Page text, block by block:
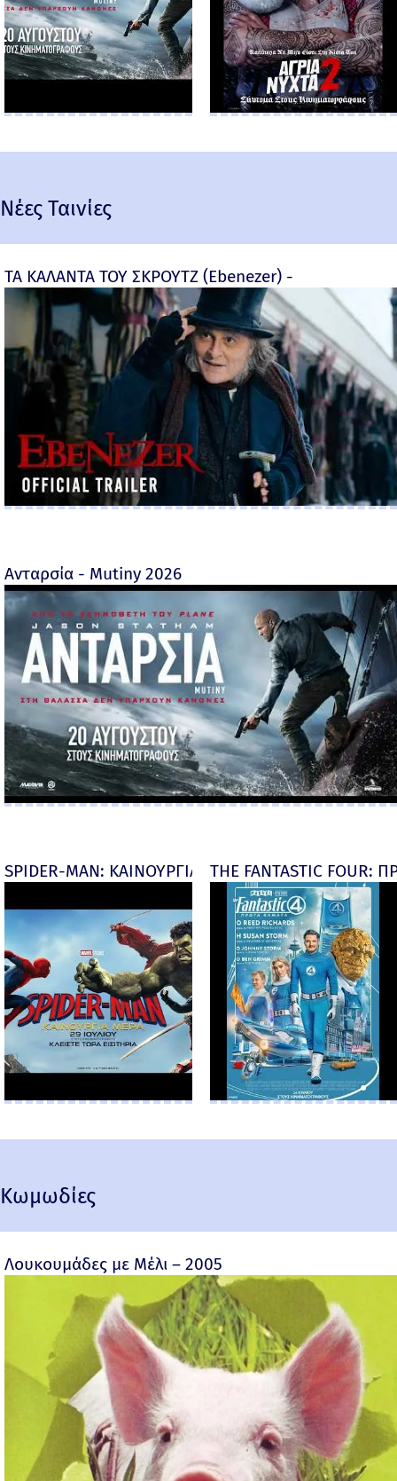
Νέες Ταινίες
ΤΑ ΚΑΛΑΝΤΑ ΤΟΥ ΣΚΡΟΥΤΖ (Ebenezer) -
Ανταρσία - Mutiny 2026
SPIDER-MAN: ΚΑΙΝΟΥΡΓΙΑ ΜΕΡΑ (Spider-Man:
THE FANTASTIC
Κωμωδίες
Λουκουμάδες με Μέλι – 2005